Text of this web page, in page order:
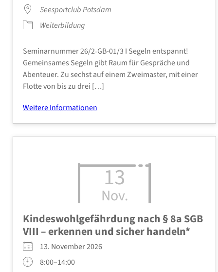
See­s­port­club Pots­dam
Wei­ter­bil­dung
Semi­nar­num­mer 26/2‑GB-01/3 I Segeln ent­spannt!
Gemein­sa­mes Segeln gibt Raum für Gesprä­che und
Aben­teu­er. Zu sechst auf einem Zwei­mas­ter, mit einer
Flot­te von bis zu drei […]
Wei­te­re Infor­ma­tio­nen
13
Nov.
Kin­des­wohl­ge­fähr­dung nach § 8a SGB
VIII – erken­nen und sicher han­deln*
13. Novem­ber 2026
8:00–14:00